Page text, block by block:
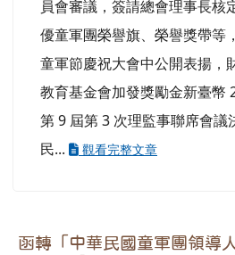
重要 管理員-會務通報| 2023-11-01
一、依據中華民國童軍總會
總燦字第 112411 號函辦理。
童軍總會表揚績優童軍團實施
為原則，若有餘數則再增列一